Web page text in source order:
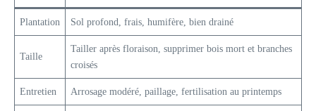
Plantation Sol profond, frais, humifère, bien drainé
Taille
Tailler après floraison, supprimer bois mort et branches
croisés
Entretien Arrosage modéré, paillage, fertilisation au printemps